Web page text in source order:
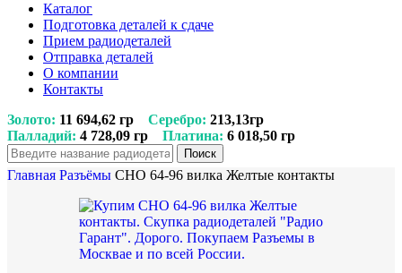
Каталог
Подготовка деталей к сдаче
Прием радиодеталей
Отправка деталей
О компании
Контакты
Золото: 11 694,62 гр Серебро: 213,13гр
Палладий: 4 728,09 гр Платина: 6 018,50 гр
Поиск
Главная Разъёмы СНО 64-96 вилка Желтые контакты